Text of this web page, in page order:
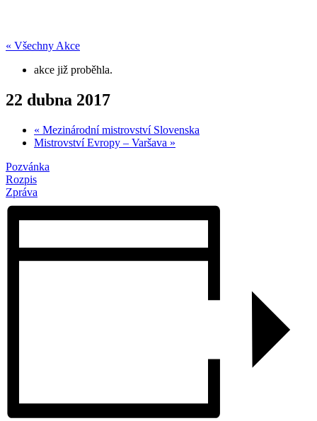
« Všechny Akce
akce již proběhla.
22 dubna 2017
« Mezinárodní mistrovství Slovenska
Mistrovství Evropy – Varšava »
Pozvánka
Rozpis
Zpráva